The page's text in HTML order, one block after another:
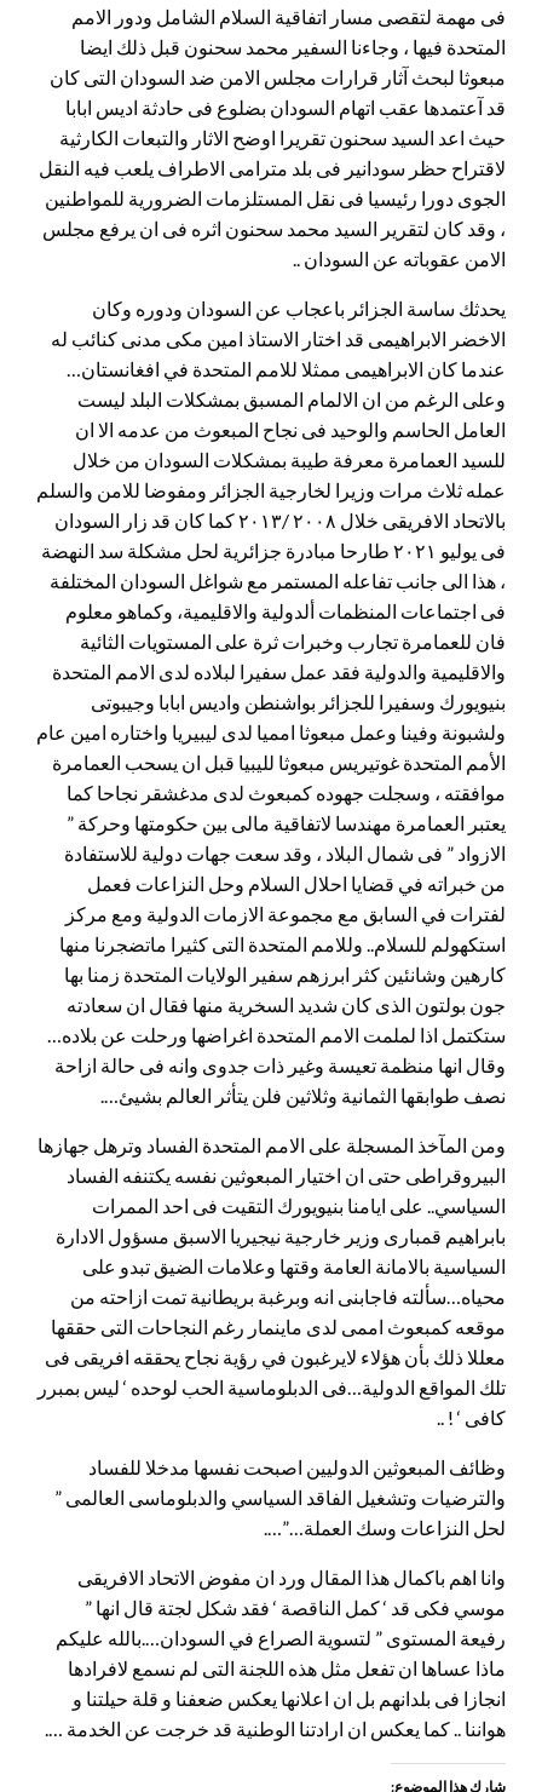
فى مهمة لتقصى مسار اتفاقية السلام الشامل ودور الامم
المتحدة فيها ، وجاءنا السفير محمد سحنون قبل ذلك ايضا
مبعوثا لبحث آثار قرارات مجلس الامن ضد السودان التى كان
قد آعتمدها عقب اتهام السودان بضلوع فى حادثة اديس ابابا
حيث اعد السيد سحنون تقريرا اوضح الاثار والتبعات الكارثية
لاقتراح حظر سودانير فى بلد مترامى الاطراف يلعب فيه النقل
الجوى دورا رئيسيا فى نقل المستلزمات الضرورية للمواطنين
، وقد كان لتقرير السيد محمد سحنون اثره فى ان يرفع مجلس
الامن عقوباته عن السودان ..
يحدثك ساسة الجزائر باعجاب عن السودان ودوره وكان
الاخضر الابراهيمى قد اختار الاستاذ امين مكى مدنى كنائب له
عندما كان الابراهيمى ممثلا للامم المتحدة في افغانستان…
وعلى الرغم من ان الالمام المسبق بمشكلات البلد ليست
العامل الحاسم والوحيد فى نجاح المبعوث من عدمه الا ان
للسيد العمامرة معرفة طيبة بمشكلات السودان من خلال
عمله ثلاث مرات وزيرا لخارجية الجزائر ومفوضا للامن والسلم
بالاتحاد الافريقى خلال ٢٠٠٨ /٢٠١٣ كما كان قد زار السودان
فى يوليو ٢٠٢١ طارحا مبادرة جزائرية لحل مشكلة سد النهضة
، هذا الى جانب تفاعله المستمر مع شواغل السودان المختلفة
فى اجتماعات المنظمات ألدولية والاقليمية، وكماهو معلوم
فان للعمامرة تجارب وخبرات ثرة على المستويات الثائية
والاقليمية والدولية فقد عمل سفيرا لبلاده لدى الامم المتحدة
بنيويورك وسفيرا للجزائر بواشنطن واديس ابابا وجيبوتى
ولشبونة وفينا وعمل مبعوثا امميا لدى ليبيريا واختاره امين عام
الأمم المتحدة غوتيريس مبعوثا لليبيا قبل ان يسحب العمامرة
موافقته ، وسجلت جهوده كمبعوث لدى مدغشقر نجاحا كما
يعتبر العمامرة مهندسا لاتفاقية مالى بين حكومتها وحركة ”
الازواد ” فى شمال البلاد ، وقد سعت جهات دولية للاستفادة
من خبراته في قضايا احلال السلام وحل النزاعات فعمل
لفترات في السابق مع مجموعة الازمات الدولية ومع مركز
استكهولم للسلام.. وللامم المتحدة التى كثيرا ماتضجرنا منها
كارهين وشانئين كثر ابرزهم سفير الولايات المتحدة زمنا بها
جون بولتون الذى كان شديد السخرية منها فقال ان سعادته
ستكتمل اذا لملمت الامم المتحدة اغراضها ورحلت عن بلاده…
وقال انها منظمة تعيسة وغير ذات جدوى وانه فى حالة ازاحة
نصف طوابقها الثمانية وثلاثين فلن يتأثر العالم بشيئ….
ومن المآخذ المسجلة على الامم المتحدة الفساد وترهل جهازها
البيروقراطى حتى ان اختيار المبعوثين نفسه يكتنفه الفساد
السياسي.. على ايامنا بنيويورك التقيت فى احد الممرات
بابراهيم قمبارى وزير خارجية نيجيريا الاسبق مسؤول الادارة
السياسية بالامانة العامة وقتها وعلامات الضيق تبدو على
محياه…سألته فاجابنى انه وبرغبة بريطانية تمت ازاحته من
موقعه كمبعوث اممى لدى ماينمار رغم النجاحات التى حققها
معللا ذلك بأن هؤلاء لايرغبون في رؤية نجاح يحققه افريقى فى
تلك المواقع الدولية…فى الدبلوماسية الحب لوحده ‘ ليس بمبرر
كافى ‘ ! ..
وظائف المبعوثين الدوليين اصبحت نفسها مدخلا للفساد
والترضيات وتشغيل الفاقد السياسي والدبلوماسى العالمى ”
لحل النزاعات وسك العملة…”….
وانا اهم باكمال هذا المقال ورد ان مفوض الاتحاد الافريقى
موسي فكى قد ‘ كمل الناقصة ‘ فقد شكل لجتة قال انها ”
رفيعة المستوى ” لتسوية الصراع في السودان….بالله عليكم
ماذا عساها ان تفعل مثل هذه اللجنة التى لم نسمع لافرادها
انجازا فى بلدانهم بل ان اعلانها يعكس ضعفنا و قلة حيلتنا و
هواننا .. كما يعكس ان ارادتنا الوطنية قد خرجت عن الخدمة ….
شارك هذا الموضوع: